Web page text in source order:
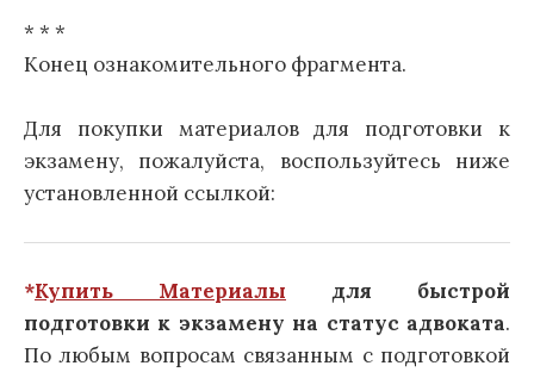
* * *
Конец ознакомительного фрагмента.
Для покупки материалов для подготовки к
экзамену, пожалуйста, воспользуйтесь ниже
установленной ссылкой:
*Купить Материалы для быстрой
подготовки к экзамену на статус адвоката.
По любым вопросам связанным с подготовкой